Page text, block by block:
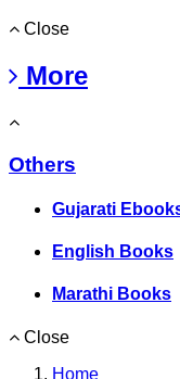
Close
More
Others
Gujarati
English Books
Marathi Books
Close
Home